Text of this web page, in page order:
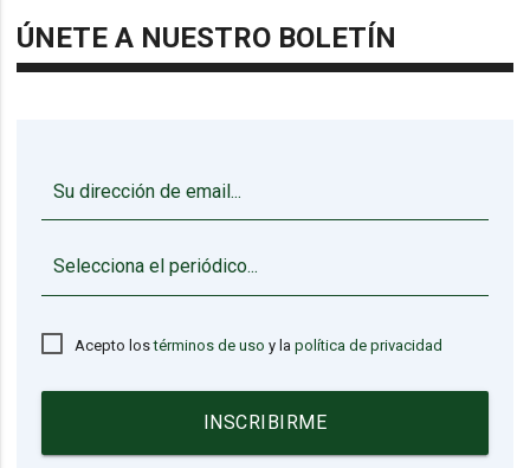
ÚNETE A NUESTRO BOLETÍN
Acepto lostérminos de uso y lapolítica de privacidad
INSCRIBIRME